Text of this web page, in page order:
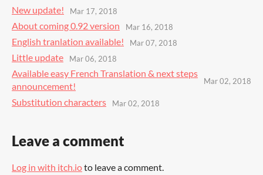
New update! Mar 17, 2018
About coming 0.92 version Mar 16, 2018
English tranlation available! Mar 07, 2018
Little update Mar 06, 2018
Available easy French Translation & next steps
announcement!
Mar 02, 2018
Substitution characters Mar 02, 2018
Leave a comment
Log in with itch.ioto leave a comment.